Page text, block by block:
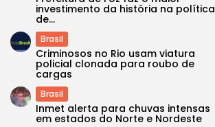
investimento da história na política
de...
Brasil
Criminosos no Rio usam viatura
policial clonada para roubo de
cargas
Brasil
Inmet alerta para chuvas intensas
em estados do Norte e Nordeste